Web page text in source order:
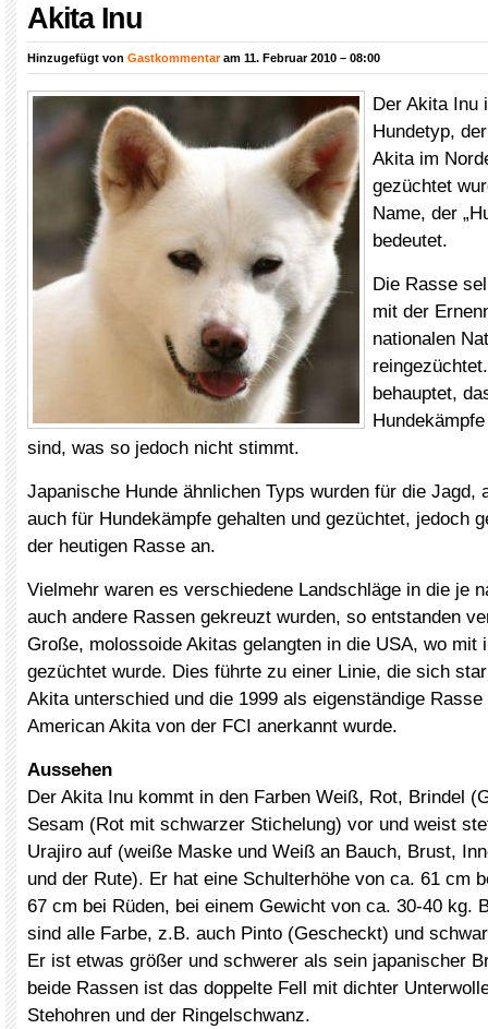
Akita Inu
Hinzugefügt von Gastkommentaram 11. Februar 2010 – 08:00
Der Akita Inu
Hundetyp,
Akita im
gezüchtet
Name, der
bedeutet.
Die Rasse
mit der
nationalen
behauptet,
sind, was so jedoch nicht stimmt.
Japanische Hunde ähnlichen Typs wurden für die Jagd,
auch für Hundekämpfe gehalten und gezüchtet, jedoch
der heutigen Rasse an.
Vielmehr waren es verschiedene Landschläge in die je
auch andere Rassen gekreuzt wurden, so entstanden
Große, molossoide Akitas gelangten in die USA, wo mit
gezüchtet wurde. Dies führte zu einer Linie, die sich
Akita unterschied und die 1999 als eigenständige
American Akita von der FCI anerkannt wurde.
Aussehen
Der Akita Inu kommt in den Farben Weiß, Rot, Brindel
Sesam (Rot mit schwarzer Stichelung) vor und weist
Urajiro auf (weiße Maske und Weiß an Bauch, Brust,
und der Rute). Er hat eine Schulterhöhe von ca. 61 cm
67 cm bei Rüden, bei einem Gewicht von ca. 30-40 kg.
sind alle Farbe, z.B. auch Pinto (Gescheckt) und
Er ist etwas größer und schwerer als sein japanischer
beide Rassen ist das doppelte Fell mit dichter
Stehohren und der Ringelschwanz.